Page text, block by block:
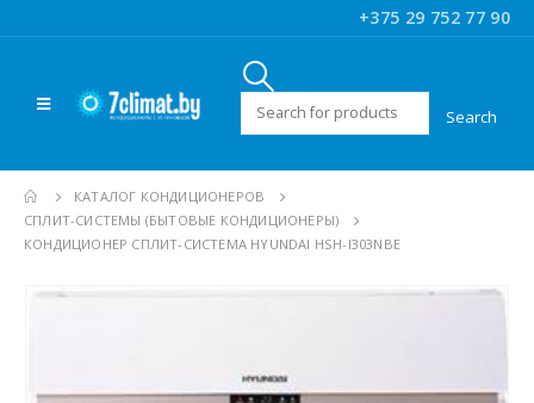
+375 29 752 77 90
Искать:
КАТАЛОГ КОНДИЦИОНЕРОВ
CПЛИТ-СИСТЕМЫ (БЫТОВЫЕ КОНДИЦИОНЕРЫ)
КОНДИЦИОНЕР СПЛИТ-СИСТЕМА HYUNDAI HSH-I303NBE